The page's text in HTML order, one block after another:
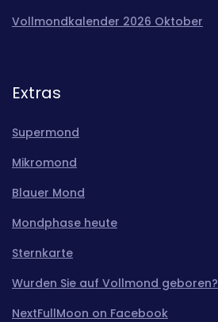
Vollmondkalender 2026 Oktober
Extras
Supermond
Mikromond
Blauer Mond
Mondphase heute
Sternkarte
Wurden Sie auf Vollmond geboren?
NextFullMoon on Facebook